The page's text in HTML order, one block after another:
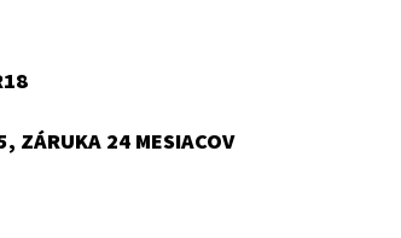
ZÁRUKA 24 MESIACOV